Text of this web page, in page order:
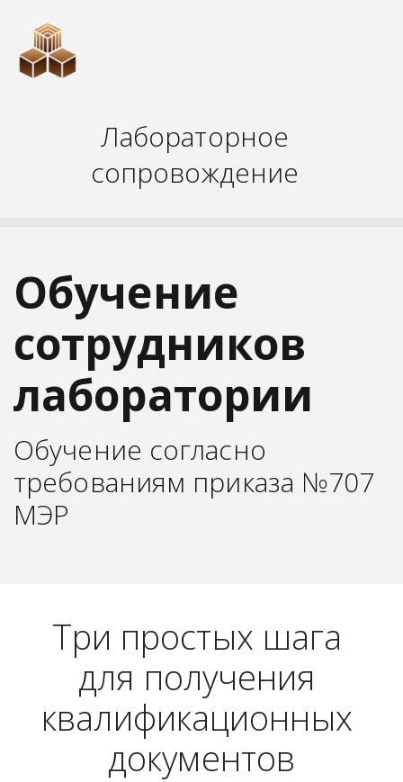
Лабораторное
сопровождение
Обучение
сотрудников
лаборатории
Обучение согласно
требованиям приказа №707
МЭР
Три простых шага
для получения
квалификационных
документов